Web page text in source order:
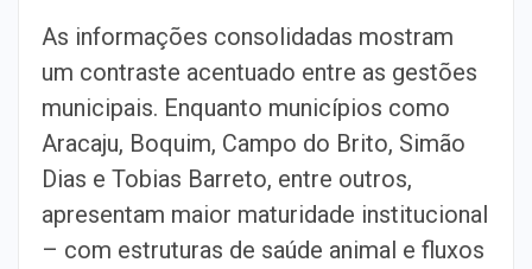
As informações consolidadas mostram
um contraste acentuado entre as gestões
municipais. Enquanto municípios como
Aracaju, Boquim, Campo do Brito, Simão
Dias e Tobias Barreto, entre outros,
apresentam maior maturidade institucional
– com estruturas de saúde animal e fluxos